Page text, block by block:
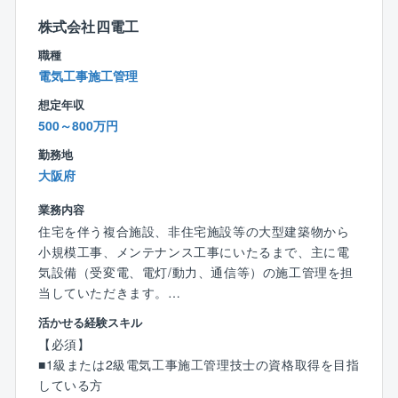
・送排風機
・制御設備 等
■工事案件
新築工事：20%
改修・更新工事：80%
■工期
全体：12か月～30か月
15か月～20未満が中心（約60%）
■出張：あり
【宿泊を伴う出張詳細情報】
頻度：6回/年
期間：前泊程度／2泊～1週間※1週間がメイン
出張目的：試運転調整、現場応援、現場検査、客先訪
問 等
範囲：全国（直近は西日本エリアの案件が多め/年度に
より変動）
・2級管工事施工管理技士/補
・1級電気通信工事施工管理技士/補
・2級電気通信工事施工管理技士/補
・2級土木施工管理技士/補
株式会社四電工
職種
電気工事施工管理
想定年収
500～800万円
勤務地
大阪府
業務内容
住宅を伴う複合施設、非住宅施設等の大型建築物から
小規模工事、メンテナンス工事にいたるまで、主に電
気設備（受変電、電灯/動力、通信等）の施工管理を担
当していただきます。
（大阪）
【具体的には】
■電気設備工事における施工計画策定
■工事現場での工程管理、品質管理、原価管理、安全管
活かせる経験スキル
【必須】
■1級または2級電気工事施工管理技士の資格取得を目指
している方